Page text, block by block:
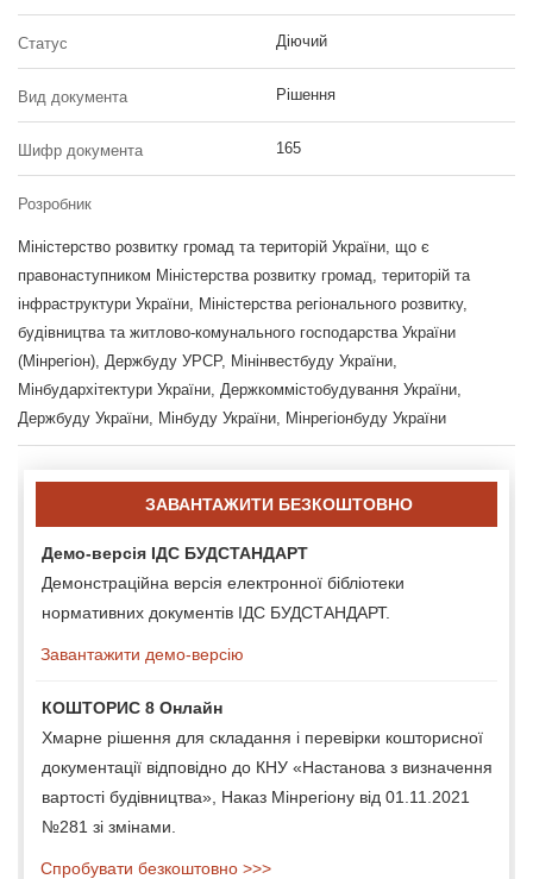
Статус Діючий
Вид документа Рішення
Шифр документа 165
Розробник
Міністерство розвитку громад та територій України, що є
правонаступником Міністерства розвитку громад, територій та
інфраструктури України, Міністерства регіонального розвитку,
будівництва та житлово-комунального господарства України
(Мінрегіон), Держбуду УРСР, Мінінвестбуду України,
Мінбудархітектури України, Держкоммістобудування України,
Держбуду України, Мінбуду України, Мінрегіонбуду України
ЗАВАНТАЖИТИ БЕЗКОШТОВНО
Демо-версія ІДС БУДСТАНДАРТ
Демонстраційна версія електронної бібліотеки
нормативних документів ІДС БУДСТАНДАРТ.
Завантажити демо-версію
КОШТОРИС 8 Онлайн
Хмарне рішення для складання і перевірки кошторисної
документації відповідно до КНУ «Настанова з визначення
вартості будівництва», Наказ Мінрегіону від 01.11.2021
№281 зі змінами.
Спробувати безкоштовно >>>